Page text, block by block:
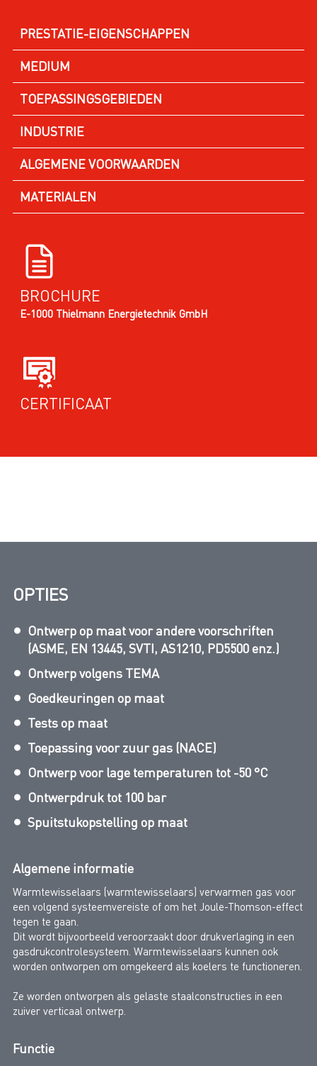
PRESTATIE-EIGENSCHAPPEN
MEDIUM
TOEPASSINGSGEBIEDEN
INDUSTRIE
ALGEMENE VOORWAARDEN
MATERIALEN
BROCHURE
E-1000 Thielmann Energietechnik GmbH
CERTIFICAAT
OPTIES
Ontwerp op maat voor andere voorschriften
(ASME, EN 13445, SVTI, AS1210, PD5500 enz.)
Ontwerp volgens TEMA
Goedkeuringen op maat
Tests op maat
Toepassing voor zuur gas (NACE)
Ontwerp voor lage temperaturen tot -50 °C
Ontwerpdruk tot 100 bar
Spuitstukopstelling op maat
Algemene informatie
Warmtewisselaars (warmtewisselaars) verwarmen gas voor
een volgend systeemvereiste of om het Joule-Thomson-effect
tegen te gaan.
Dit wordt bijvoorbeeld veroorzaakt door drukverlaging in een
gasdrukcontrolesysteem. Warmtewisselaars kunnen ook
worden ontworpen om omgekeerd als koelers te functioneren.
Ze worden ontworpen als gelaste staalconstructies in een
zuiver verticaal ontwerp.
Functie